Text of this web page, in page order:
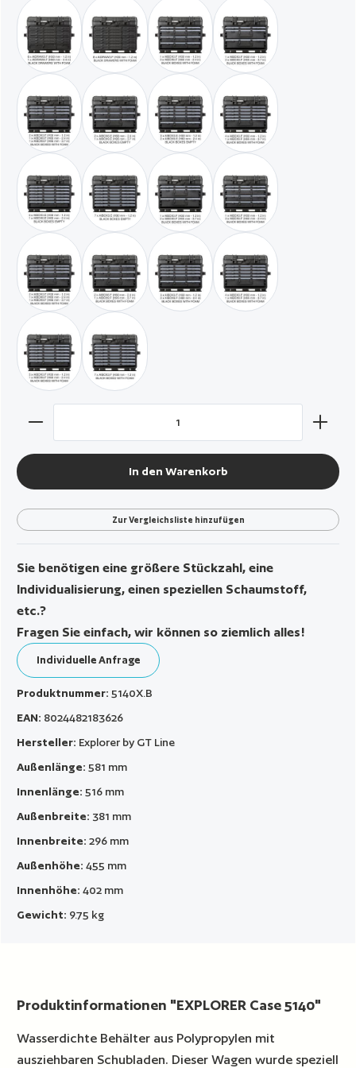
schwarz / mit 6 x AIDRAW3.F - 1 x AIDRAW6.F
schwarz / mit 8 x AIDRAW3.F
schwarz / mit 1 x AIBOX3.E - 3 x
schwarz / mit 1 x
schwarz / mit 2 x AIBOX3.E - 1 x AIBOX6.E - 1 x AIBOX9.E
schwarz / mit 2 x AIBOX6.E - 1 x AIBOX9.E
schwarz / mit 3 x AIBOX3.E - 2 x
schwarz / mit 4 x
schwarz / mit 5 x AIBOX3.E - 1 x AIBOX6.E
schwarz / mit 7 x AIBOX3.Eschwarz / mit 1 x AIBOX3.F - 2 x
schwarz / mit 1 x
schwarz / mit 2 x AIBOX3.F - 1 x AIBOX6.F - 1 x AIBOX9.F
schwarz / mit 2 x AIBOX6.F - 1 x AIBOX9.F
schwarz / mit 3 x AIBOX3.F - 2 x
schwarz / mit 4 x
schwarz / mit 5 x AIBOX3.F - 1 x AIBOX6.F
schwarz / mit 7 x AIBOX3.F
Produkt Anzahl: Gib den gewünschten Wert ein oder
In den Warenkorb
Zur Vergleichsliste hinzufügen
Sie benötigen eine größere Stückzahl, eine
Individualisierung, einen speziellen Schaumstoff,
etc.?
Fragen Sie einfach, wir können so ziemlich alles!
Individuelle Anfrage
Produktnummer: 5140X.B
EAN: 8024482183626
Hersteller: Explorer by GT Line
Außenlänge: 581 mm
Innenlänge: 516 mm
Außenbreite: 381 mm
Innenbreite:296 mm
Außenhöhe:455 mm
Innenhöhe:402 mm
Gewicht: 9.75 kg
Produktinformationen "EXPLORER Case 5140"
Wasserdichte Behälter aus Polypropylen mit
ausziehbaren Schubladen. Dieser Wagen wurde speziell